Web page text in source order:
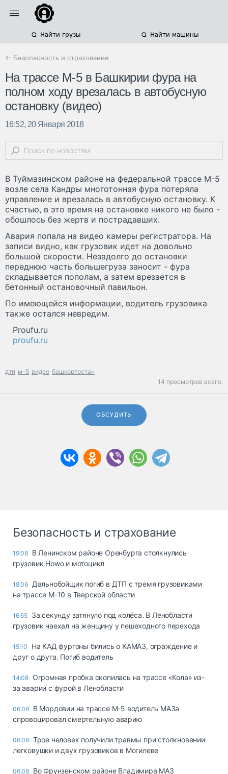
Найти грузы Найти машины
← Безопасность и страхование
На трассе М-5 в Башкирии фура на
полном ходу врезалась в автобусную
остановку (видео)
16:52, 20 Января 2018
В Туймазинском районе на федеральной трассе М-5
возле села Кандры многотонная фура потеряла
управление и врезалась в автобусную остановку. К
счастью, в это время на остановке никого не было -
обошлось без жертв и пострадавших.
Авария попала на видео камеры регистратора. На
записи видно, как грузовик идет на довольно
большой скорости. Незадолго до остановки
переднюю часть большегруза заносит - фура
складывается пополам, а затем врезается в
бетонный остановочный павильон.
По имеющейся информации, водитель грузовика
также остался невредим.
Proufu.ru
proufu.ru
дтп м-5 видео башкортостан
14 просмотров всего.
ОБСУДИТЬ
Безопасность и страхование
19:08 В Ленинском районе Оренбурга столкнулись
грузовик Howo и мотоцикл
18:06 Дальнобойщик погиб в ДТП с тремя грузовиками
на трассе М-10 в Тверской области
16:55 За секунду затянуло под колёса. В Ленобласти
грузовик наехал на женщину у пешеходного перехода
15:10
На КАД фургоны бились о КАМАЗ, ограждение и
друг о друга. Погиб водитель
14:08 Огромная пробка скопилась на трассе «Кола» из-
за аварии с фурой в Ленобласти
06.08 В Мордовии на трассе М-5 водитель МАЗа
спровоцировал смертельную аварию
06.08 Трое человек получили травмы при столкновении
легковушки и двух грузовиков в Могилеве
06.08 Во Фрунзенском районе Владимира МАЗ